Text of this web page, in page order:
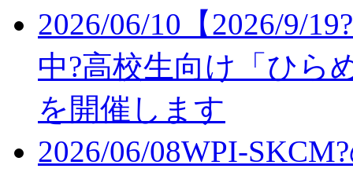
2026/06/10 【2026/9/
中?高校生向け「ひ
を開催します
2026/06/08WPI-